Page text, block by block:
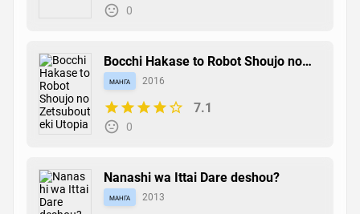
0
Bocchi Hakase to Robot Shoujo no
Zetsubouteki Utopia
манга 2016
7.1
0
Nanashi wa Ittai Dare deshou?
манга 2013